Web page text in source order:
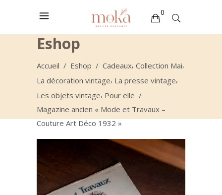
0
Votre sélection est vide
Eshop
Accueil / Eshop / Cadeaux, Collection Mai,
La décoration vintage, La presse vintage,
Les objets vintage, Pour elle /
Magazine ancien « Mode et Travaux –
Couture Art Déco 1932 »